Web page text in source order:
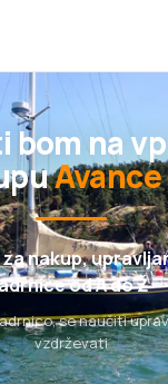
bom na
nakup,
od A do Ž
se naučiti
vzdrževati